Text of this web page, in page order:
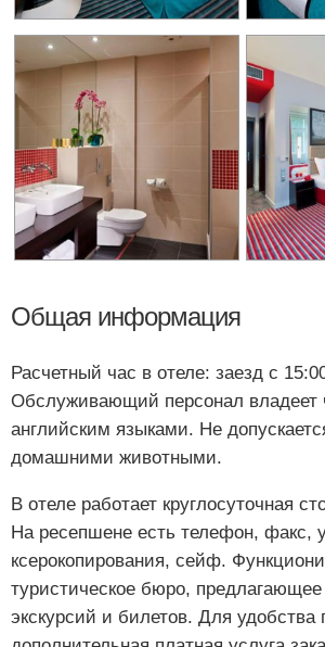
Общая информация
Расчетный час в отеле: заезд с
Обслуживающий персонал владеет
английским языками. Не
домашними животными.
В отеле работает круглосуточная
На ресепшене есть телефон, факс,
ксерокопирования, сейф.
туристическое бюро,
экскурсий и билетов. Для удобства